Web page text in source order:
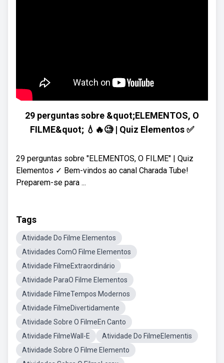
29 perguntas sobre &quot;ELEMENTOS, O
FILME&quot; 💧🔥🧐 | Quiz Elementos ✅
29 perguntas sobre "ELEMENTOS, O FILME" | Quiz
Elementos ✓ Bem-vindos ao canal Charada Tube!
Preparem-se para ...
Tags
Atividade Do Filme Elementos
Atividades ComO Filme Elementos
Atividade FilmeExtraordinário
Atividade ParaO Filme Elementos
Atividade FilmeTempos Modernos
Atividade FilmeDivertidamente
Atividade Sobre O FilmeEn Canto
Atividade FilmeWall-E
Atividade Do FilmeElementis
Atividade Sobre O Filme Elemento